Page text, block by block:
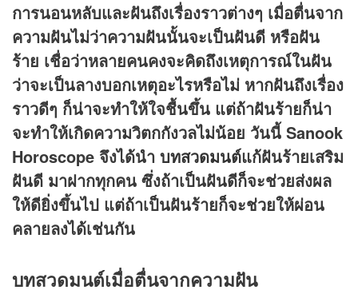
การนอนหลับและฝันถึงเรื่องราวต่างๆ เมื่อตื่นจาก
ความฝันไม่ว่าความฝันนั้นจะเป็นฝันดี หรือฝัน
ร้าย เชื่อว่าหลายคนคงจะคิดถึงเหตุการณ์ในฝัน
ว่าจะเป็นลางบอกเหตุอะไรหรือไม่ หากฝันถึงเรื่อง
ราวดีๆ ก็น่าจะทำให้ใจชื้นขึ้น แต่ถ้าฝันร้ายก็น่า
จะทำให้เกิดความวิตกกังวลไม่น้อย วันนี้ Sanook
Horoscope จึงได้นำ บทสวดมนต์แก้ฝันร้ายเสริม
ฝันดี มาฝากทุกคน ซึ่งถ้าเป็นฝันดีก็จะช่วยส่งผล
ให้ดียิ่งขึ้นไป แต่ถ้าเป็นฝันร้ายก็จะช่วยให้ผ่อน
คลายลงได้เช่นกัน
บทสวดมนต์เมื่อตื่นจากความฝัน